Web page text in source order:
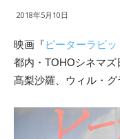
2018年5月10日
映画『ピーターラビッ
都内・TOHOシネマズ
髙梨沙羅、ウィル・グ